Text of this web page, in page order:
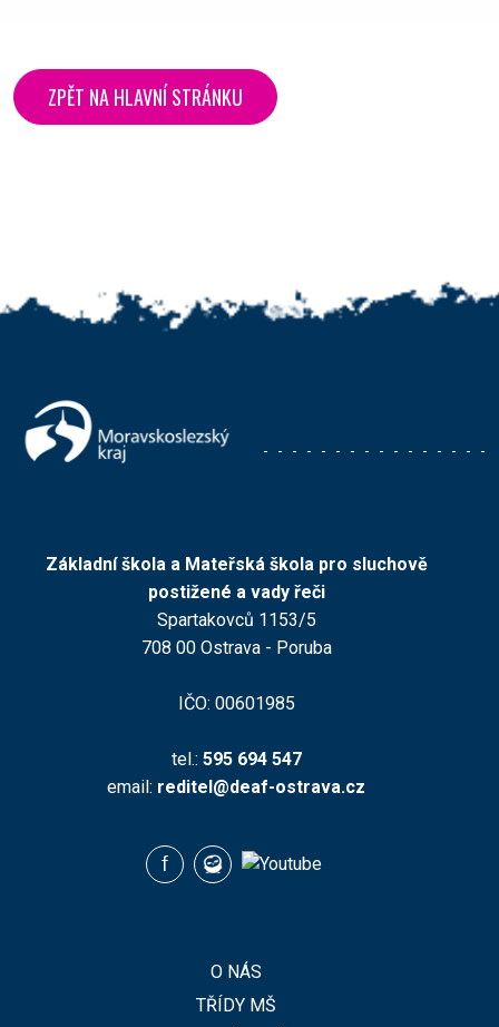
ZPĚT NA HLAVNÍ STRÁNKU
Základní škola a Mateřská škola pro sluchově
postižené a vady řeči
Spartakovců 1153/5
708 00 Ostrava - Poruba
IČO: 00601985
tel.: 595 694 547
email: reditel@deaf-ostrava.cz
O NÁS
TŘÍDY MŠ